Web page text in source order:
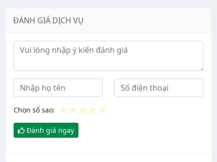
ĐÁNH GIÁ DỊCH VỤ
Ý kiến đánh giá
Chọn số sao: ⭐⭐⭐⭐⭐
Đánh giá ngay